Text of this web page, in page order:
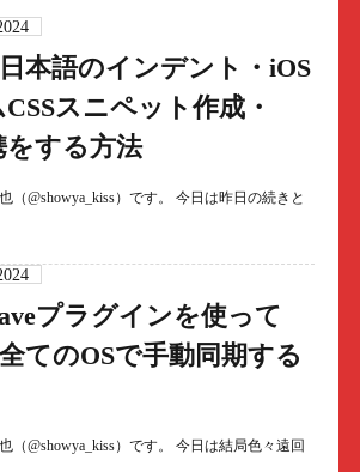
本語のインデント・iOS
スニペット作成・
する方法
（@showya_kiss）です。 今日は昨日の続きと
プラグインを使って
てのOSで手動同期する
（@showya_kiss）です。 今日は結局色々遠回